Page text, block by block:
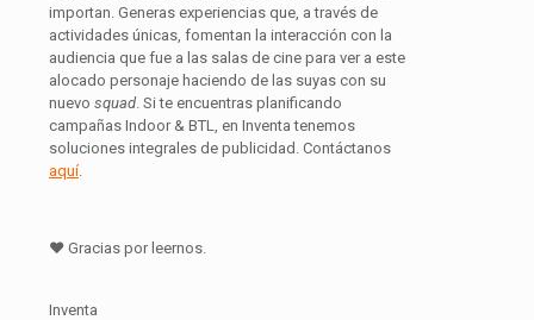
importan. Generas experiencias que, a través de
actividades únicas, fomentan la interacción con la
audiencia que fue a las salas de cine para ver a este
alocado personaje haciendo de las suyas con su
nuevo squad. Si te encuentras planificando
campañas Indoor & BTL, en Inventa tenemos
soluciones integrales de publicidad. Contáctanos
aquí.
♥ Gracias por leernos.
Inventa